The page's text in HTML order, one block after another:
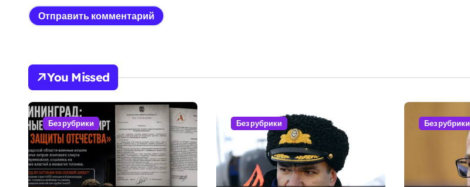
You Missed
Без рубрики Без рубрики Без рубрики